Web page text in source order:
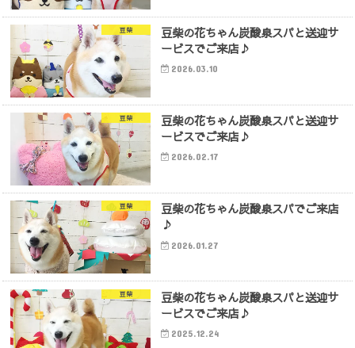
豆柴
豆柴の花ちゃん炭酸泉スパと送迎サ
ービスでご来店♪
2026.03.10
豆柴
豆柴の花ちゃん炭酸泉スパと送迎サ
ービスでご来店♪
2026.02.17
豆柴
豆柴の花ちゃん炭酸泉スパでご来店
♪
2026.01.27
豆柴
豆柴の花ちゃん炭酸泉スパと送迎サ
ービスでご来店♪
2025.12.24